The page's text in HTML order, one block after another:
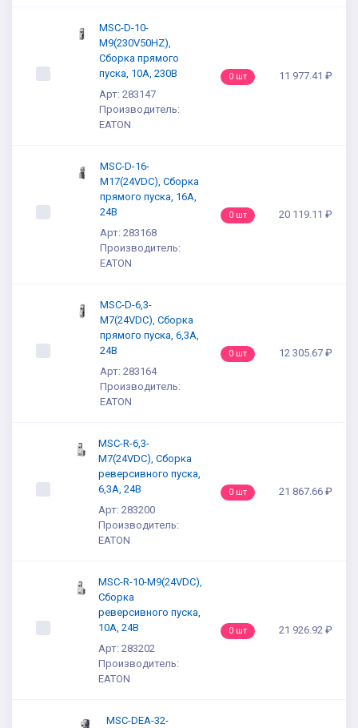
MSC-D-10-
M9(230V50HZ),
Сборка прямого
пуска, 10А, 230В
Арт: 283147
Производитель:
EATON
0 шт 11 977.41 ₽
MSC-D-16-
M17(24VDC), Сборка
прямого пуска, 16А,
24В
Арт: 283168
Производитель:
EATON
0 шт 20 119.11 ₽
MSC-D-6,3-
M7(24VDC), Сборка
прямого пуска, 6,3А,
24В
Арт: 283164
Производитель:
EATON
0 шт 12 305.67 ₽
MSC-R-6,3-
M7(24VDC), Сборка
реверсивного пуска,
6,3А, 24В
Арт: 283200
Производитель:
EATON
0 шт 21 867.66 ₽
MSC-R-10-M9(24VDC),
Сборка
реверсивного пуска,
10А, 24В
Арт: 283202
Производитель:
EATON
0 шт 21 926.92 ₽
MSC-DEA-32-